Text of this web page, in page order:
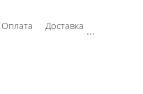
Оплата Доставка ...